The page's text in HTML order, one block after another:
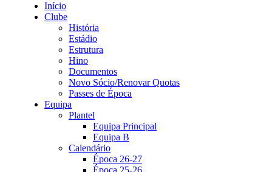
Início
Clube
História
Estádio
Estrutura
Hino
Documentos
Novo Sócio/Renovar Quotas
Passes de Época
Equipa
Plantel
Equipa Principal
Equipa B
Calendário
Época 26-27
Época 25-26